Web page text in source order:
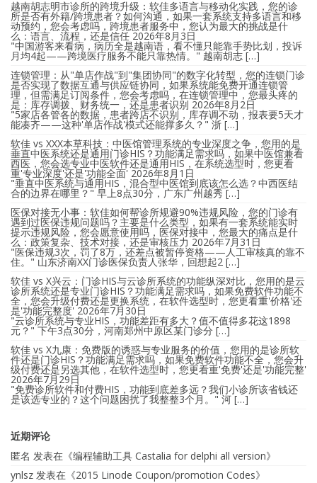
越南胡志明市诊所的跨境升级：软佳多语言与移动化实践，您的诊
所是否有外籍/跨境患者？如何沟通，如果一套系统支持多语言和移
动预约，您会考虑吗，跨境患者服务中，您认为最大的挑战是什
么：语言、流程，还是信任 2026年8月3日
"中国游客来看病，病历全是越南语，看不懂只能靠手势比划，投诉
月均4起——跨境医疗服务不能只靠热情。" 越南胡志 […]
连锁管理：从"单店作战"到"集团协同"的数字化转型，您的连锁门诊
是否实现了数据互通与供应链协同，如果系统能免费开通连锁管
理，但需满足订阅条件，您会考虑吗，在连锁管理中，您最头疼的
是：库存调拨、财务统一，还是患者识别 2026年8月2日
"5家店各管各的数据，患者跨店不识别，库存调不动，报表要5天才
能凑齐——这种'单店作战'模式还能撑多久？" 浙 […]
软佳 vs XXX本草科技：中医馆管理系统的专业深度之争，您用的是
垂直中医系统还是通用门诊HIS？功能满足需求吗，如果中医馆兼看
西医，您会选专业中医软件还是通用HIS，在系统选型时，您更看
重'专业深度'还是'功能全面' 2026年8月1日
"垂直中医系统与通用HIS，混合型中医馆到底该怎么选？中西医结
合的边界在哪里？" 早上8点30分，广东广州越秀 […]
医保对接无小事：软佳如何帮诊所规避90%违规风险，您的门诊有
遇到过医保违规问题吗？主要是什么类型，如果有一套系统能实时
提示违规风险，您会愿意使用吗，医保对接中，您最大的痛点是什
么：政策复杂、技术对接，还是审核压力 2026年7月31日
"医保违规3次，罚了8万，还差点被暂停资格——人工审核真的靠不
住。" 山东济南XX门诊医保负责人张华，回想起2 […]
软佳 vs X兴云：门诊HIS与云诊所系统的功能纵深对比，您用的是云
诊所系统还是专业门诊HIS？功能满足需求吗，如果免费软件功能不
全，您会升级付费还是更换系统，在软件选型时，您更看重'价格'还
是'功能完整度' 2026年7月30日
"云诊所系统与专业HIS，功能差距有多大？值不值得多花这1898
元？" 下午3点30分，河南郑州中原区某门诊分 […]
软佳 vs X九康：免费版的诱惑与专业服务的价值，您用的是诊所软
件还是门诊HIS？功能满足需求吗，如果免费软件功能不全，您会升
级付费还是另选其他，在软件选型时，您更看重'免费'还是'功能完整'
2026年7月29日
"免费诊所软件和付费HIS，功能到底差多远？我们小诊所该省钱还
是该选专业的？这个问题困扰了我整整3个月。" 河 […]
近期评论
匿名 发表在《编程辅助工具 Castalia for delphi all version》
ynlsz 发表在《2015 Linode Coupon/promotion Codes》